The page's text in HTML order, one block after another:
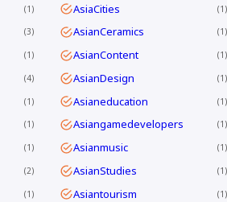
1 AsiaCities 1
3 AsianCeramics 1
1 AsianContent 1
4 AsianDesign 1
1 Asianeducation 1
1 Asiangamedevelopers 1
1 Asianmusic 1
2 AsianStudies 1
1 Asiantourism 1